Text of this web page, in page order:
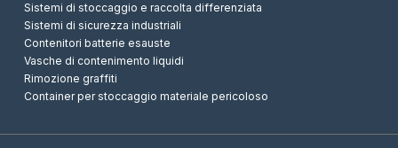
Sistemi di stoccaggio e raccolta differenziata
Sistemi di sicurezza industriali
Contenitori batterie esauste
Vasche di contenimento liquidi
Rimozione graffiti
Container per stoccaggio materiale pericoloso